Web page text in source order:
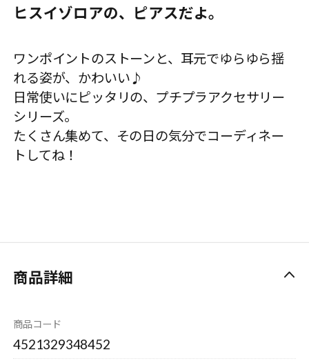
ヒスイゾロアの、ピアスだよ。
ワンポイントのストーンと、耳元でゆらゆら揺
れる姿が、かわいい♪
日常使いにピッタリの、プチプラアクセサリー
シリーズ。
たくさん集めて、その日の気分でコーディネー
トしてね！
商品詳細
商品コード
4521329348452